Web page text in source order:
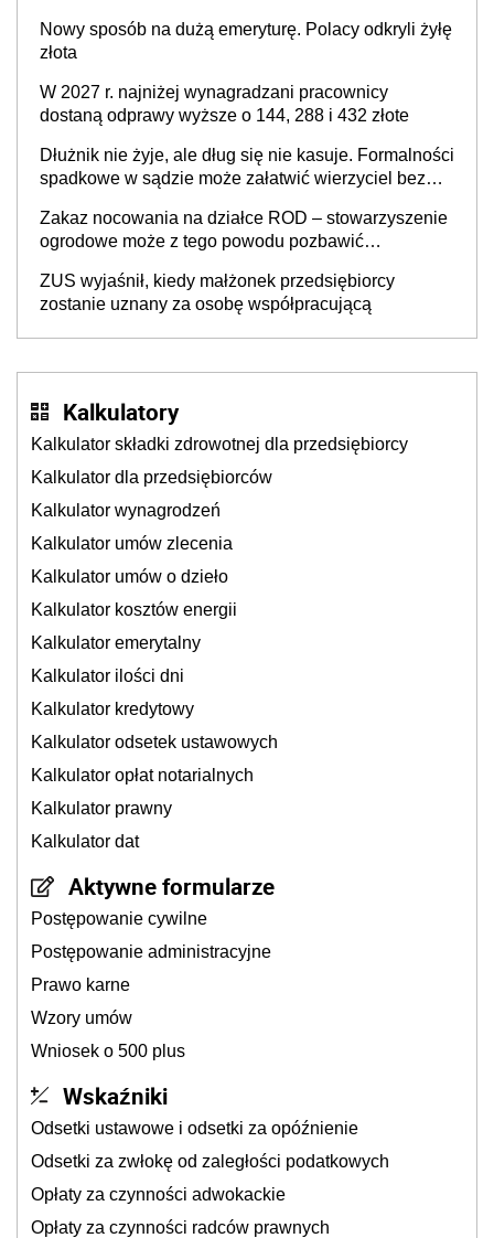
Nowy sposób na dużą emeryturę. Polacy odkryli żyłę
złota
W 2027 r. najniżej wynagradzani pracownicy
dostaną odprawy wyższe o 144, 288 i 432 złote
Dłużnik nie żyje, ale dług się nie kasuje. Formalności
spadkowe w sądzie może załatwić wierzyciel bez
Zakaz nocowania na działce ROD – stowarzyszenie
ogrodowe może z tego powodu pozbawić
dzierżawę)?
ZUS wyjaśnił, kiedy małżonek przedsiębiorcy
zostanie uznany za osobę współpracującą
Kalkulatory
Kalkulator składki zdrowotnej dla przedsiębiorcy
Kalkulator dla przedsiębiorców
Kalkulator wynagrodzeń
Kalkulator umów zlecenia
Kalkulator umów o dzieło
Kalkulator kosztów energii
Kalkulator emerytalny
Kalkulator ilości dni
Kalkulator kredytowy
Kalkulator odsetek ustawowych
Kalkulator opłat notarialnych
Kalkulator prawny
Kalkulator dat
Aktywne formularze
Postępowanie cywilne
Postępowanie administracyjne
Prawo karne
Wzory umów
Wniosek o 500 plus
Wskaźniki
Odsetki ustawowe i odsetki za opóźnienie
Odsetki za zwłokę od zaległości podatkowych
Opłaty za czynności adwokackie
Opłaty za czynności radców prawnych